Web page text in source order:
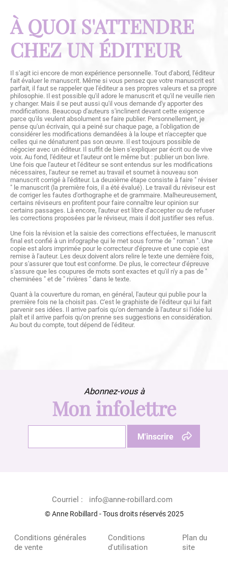
À QUOI S'ATTENDRE
CHEZ UN ÉDITEUR
Il s'agit ici encore de mon expérience personnelle. Tout d'abord, l'éditeur
fait évaluer le manuscrit. Même si vous pensez que votre manuscrit est
parfait, il faut se rappeler que l'éditeur a ses propres valeurs et sa propre
philosophie. Il est possible qu'il adore le manuscrit et qu'il ne veuille rien
y changer. Mais il se peut aussi qu'il vous demande d'y apporter des
modifications. Beaucoup d'auteurs s'inclinent devant cette exigence
parce qu'ils veulent absolument se faire publier. Personnellement, je
pense qu'un écrivain, qui a peiné sur chaque page, a l'obligation de
considérer les modifications demandées à la loupe et n'accepter que
celles qui ne dénaturent pas son œuvre. Il est toujours possible de
négocier avec un éditeur. Il suffit de bien s'expliquer par écrit ou de vive
voix. Au fond, l'éditeur et l'auteur ont le même but : publier un bon livre.
Une fois que l'auteur et l'éditeur se sont entendus sur les modifications
nécessaires, l'auteur se remet au travail et soumet à nouveau son
manuscrit corrigé à l'éditeur. La deuxième étape consiste à faire " réviser
" le manuscrit (la première fois, il a été évalué). Le travail du réviseur est
de corriger les fautes d'orthographe et de grammaire. Malheureusement,
certains réviseurs en profitent pour faire connaître leur opinion sur
certains passages. Là encore, l'auteur est libre d'accepter ou de refuser
les corrections proposées par le réviseur, mais il doit justifier ses refus.
Une fois la révision et la saisie des corrections effectuées, le manuscrit
final est confié à un infographe qui le met sous forme de " roman ". Une
copie est alors imprimée pour le correcteur d'épreuve et une copie est
remise à l'auteur. Les deux doivent alors relire le texte une dernière fois,
pour s'assurer que tout est conforme. De plus, le correcteur d'épreuve
s'assure que les coupures de mots sont exactes et qu'il n'y a pas de "
cheminées " et de " rivières " dans le texte.
Quant à la couverture du roman, en général, l'auteur qui publie pour la
première fois ne la choisit pas. C'est le graphiste de l'éditeur qui lui fait
parvenir ses idées. Il arrive parfois qu'on demande à l'auteur si l'idée lui
plaît et il arrive parfois qu'on prenne ses suggestions en considération.
Au bout du compte, tout dépend de l'éditeur.
Abonnez-vous à
Mon infolettre
Courriel : info@anne-robillard.com
© Anne Robillard - Tous droits réservés 2025
Conditions générales
de vente
Conditions
d'utilisation
Plan du
site